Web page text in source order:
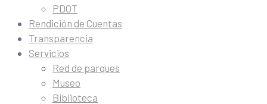
PDOT
Rendición de Cuentas
Transparencia
Servicios
Red de parques
Museo
Biblioteca